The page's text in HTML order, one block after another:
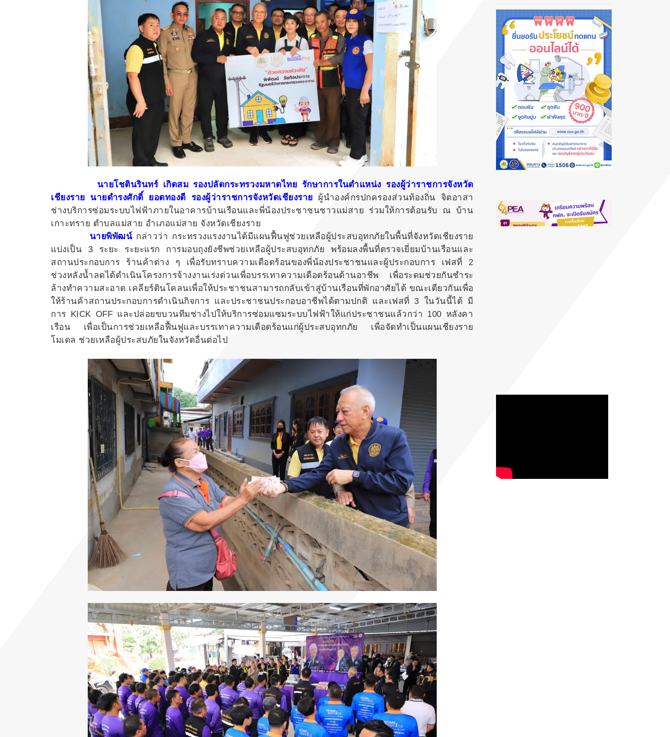
นายโชตินรินทร์ เกิดสม รองปลัดกระทรวงมหาดไทย รักษาการในตำแหน่ง รองผู้ว่าราชการจังหวัด
เชียงราย นายดำรงศักดิ์ ยอดทองดี รองผู้ว่าราชการจังหวัดเชียงราย ผู้นำองค์กรปกครองส่วนท้องถิ่น จิตอาสา
ช่างบริการซ่อมระบบไฟฟ้าภายในอาคารบ้านเรือนและพี่น้องประชาชนชาวแม่สาย ร่วมให้การต้อนรับ ณ บ้าน
เกาะทราย ตำบลแม่สาย อำเภอแม่สาย จังหวัดเชียงราย
นายพิพัฒน์กล่าวว่า กระทรวงแรงงานได้มีแผนฟื้นฟูช่วยเหลือผู้ประสบอุทกภัยในพื้นที่จังหวัดเชียงราย
แบ่งเป็น 3 ระยะ ระยะแรก การมอบถุงยังชีพช่วยเหลือผู้ประสบอุทกภัย พร้อมลงพื้นที่ตรวจเยี่ยมบ้านเรือนและ
สถานประกอบการ ร้านค้าต่าง ๆ เพื่อรับทราบความเดือดร้อนของพี่น้องประชาชนและผู้ประกอบการ เฟสที่ 2
ช่วงหลังน้ำลดได้ดำเนินโครงการจ้างงานเร่งด่วนเพื่อบรรเทาความเดือดร้อนด้านอาชีพ เพื่อระดมช่วยกันชำระ
ล้างทำความสะอาด เคลียร์ดินโคลนเพื่อให้ประชาชนสามารถกลับเข้าสู่บ้านเรือนที่พักอาศัยได้ ขณะเดียวกันเพื่อ
ให้ร้านค้าสถานประกอบการดำเนินกิจการ และประชาชนประกอบอาชีพได้ตามปกติ และเฟสที่ 3 ในวันนี้ได้ มี
การ KICK OFF และปล่อยขบวนทีมช่างไปให้บริการซ่อมแซมระบบไฟฟ้าให้แก่ประชาชนแล้วกว่า 100 หลังคา
เรือน เพื่อเป็นการช่วยเหลือฟื้นฟูและบรรเทาความเดือดร้อนแก่ผู้ประสบอุทกภัย เพื่อจัดทำเป็นแผนเชียงราย
โมเดล ช่วยเหลือผู้ประสบภัยในจังหวัดอื่นต่อไป